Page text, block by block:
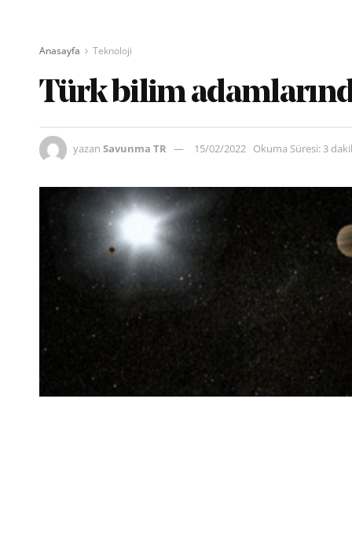
Anasayfa Teknoloji
Türk bilim
yazan Savunma TR 15/02/2022 Okuma Süresi: 3